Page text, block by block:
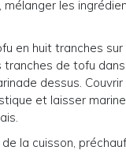
mélanger les
en huit tranches sur
tranches de tofu
dessus. Couvrir
et laisser
la cuisson,